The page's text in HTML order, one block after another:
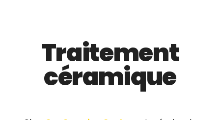
Traitement
céramique